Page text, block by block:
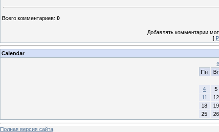
Всего комментариев: 0
Добавлять комментарии
[
Calendar
«
Пн
Вт
4
5
11
12
18
19
25
26
Полная версия сайта